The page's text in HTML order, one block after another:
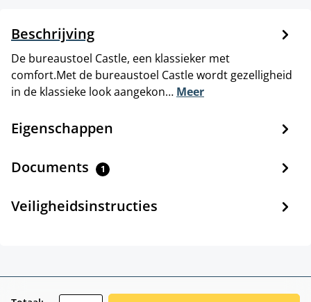
Beschrijving
De bureaustoel Castle, een klassieker met
comfort.Met de bureaustoel Castle wordt gezelligheid
in de klassieke look aangekon… Meer
Eigenschappen
Documents 1
Veiligheidsinstructies